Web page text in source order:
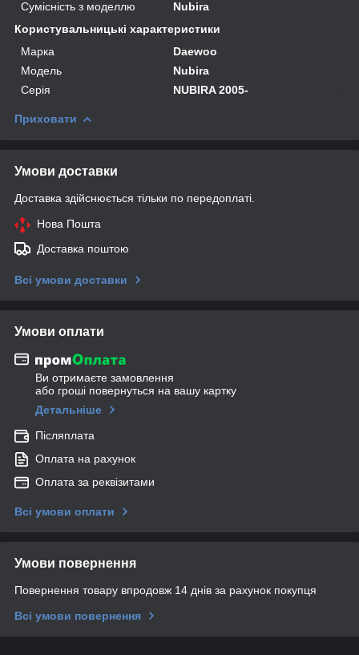
Сумісність з моделлю
Nubira
Користувальницькі характеристики
Марка
Daewoo
Модель
Nubira
Серія
NUBIRA 2005-
Приховати
Умови доставки
Доставка здійснюється тільки по передоплаті.
Нова Пошта
Доставка поштою
Всі умови доставки
Умови оплати
Ви отримаєте замовлення
або гроші повернуться на вашу картку
Детальніше
Післяплата
Оплата на рахунок
Оплата за реквізитами
Всі умови оплати
Умови повернення
Повернення товару впродовж 14 днів за рахунок покупця
Всі умови повернення